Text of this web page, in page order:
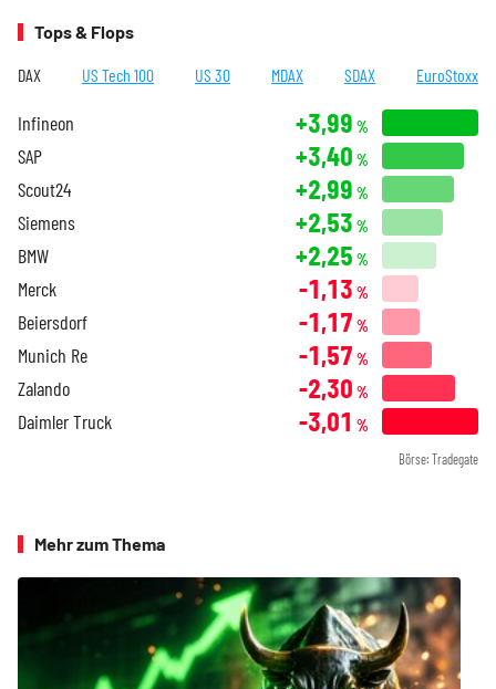
Tops & Flops
DAX US Tech 100 US 30 MDAX SDAX EuroStoxx
Infineon +3,99 %
SAP +3,40 %
Scout24 +2,99 %
Siemens +2,53 %
BMW +2,25 %
Merck -1,13 %
Beiersdorf -1,17 %
Munich Re -1,57 %
Zalando -2,30 %
Daimler Truck -3,01 %
Börse: Tradegate
Mehr zum Thema